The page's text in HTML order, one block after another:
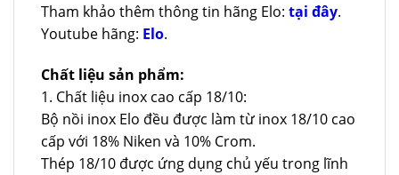
Tham khảo thêm thông tin hãng Elo: tại đây.
Youtube hãng: Elo.
Chất liệu sản phẩm:
1. Chất liệu inox cao cấp 18/10:
Bộ nồi inox Elo đều được làm từ inox 18/10 cao
cấp với 18% Niken và 10% Crom.
Thép 18/10 được ứng dụng chủ yếu trong lĩnh